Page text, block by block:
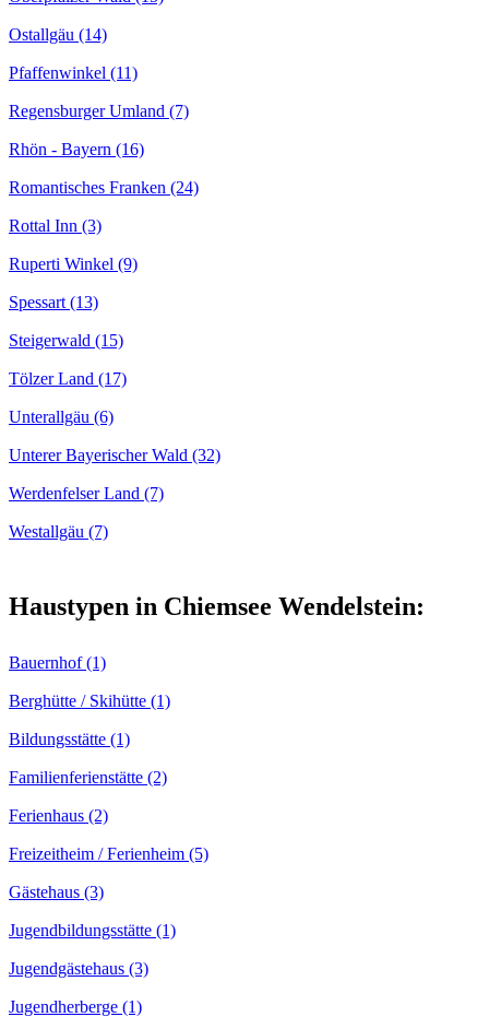
Ostallgäu (14)
Pfaffenwinkel (11)
Regensburger Umland (7)
Rhön - Bayern (16)
Romantisches Franken (24)
Rottal Inn (3)
Ruperti Winkel (9)
Spessart (13)
Steigerwald (15)
Tölzer Land (17)
Unterallgäu (6)
Unterer Bayerischer Wald (32)
Werdenfelser Land (7)
Westallgäu (7)
Haustypen in Chiemsee Wendelstein:
Bauernhof (1)
Berghütte / Skihütte (1)
Bildungsstätte (1)
Familienferienstätte (2)
Ferienhaus (2)
Freizeitheim / Ferienheim (5)
Gästehaus (3)
Jugendbildungsstätte (1)
Jugendgästehaus (3)
Jugendherberge (1)